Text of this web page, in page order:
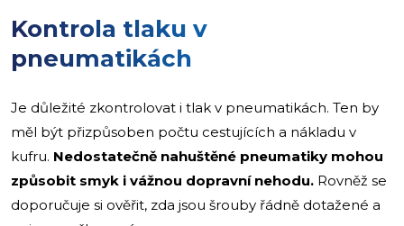
Kontrola tlaku v
pneumatikách
Je důležité zkontrolovat i tlak v pneumatikách. Ten by
měl být přizpůsoben počtu cestujících a nákladu v
kufru. Nedostatečně nahuštěné pneumatiky mohou
způsobit smyk i vážnou dopravní nehodu. Rovněž se
doporučuje si ověřit, zda jsou šrouby řádně dotažené a